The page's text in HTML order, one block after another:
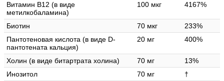
Витамин B12 (в виде
метилкобаламина)
100 мкг 4167%
Биотин 70 мкг
233%
Пантотеновая кислота (в виде D-
пантотената кальция)
20 мг 400%
Холин (в виде битартрата холина) 70 мг
13%
Инозитол
70 мг
†